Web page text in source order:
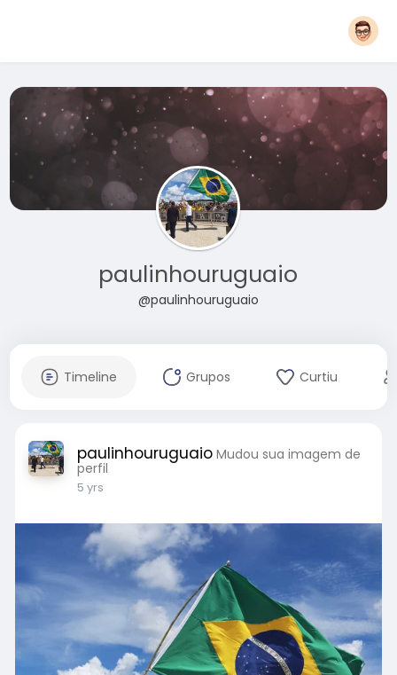
paulinhouruguaio
@paulinhouruguaio
Timeline Grupos Curtiu
paulinhouruguaio Mudou sua imagem de
perfil
5 yrs